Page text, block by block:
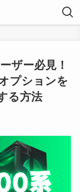
ザー必見！
プションを
る方法